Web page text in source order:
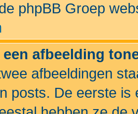
phpBB Groep
een afbeelding
afbeeldingen
posts. De eerste